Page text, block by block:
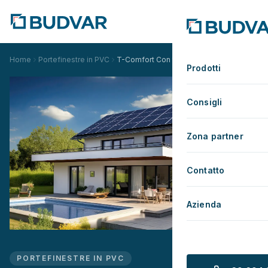
Prodotti
Consigli
Zona partner
Contatto
Azienda
Home Portefinestre in PVC T-Comfort Con telaio CH
PORTEFINESTRE IN PVC